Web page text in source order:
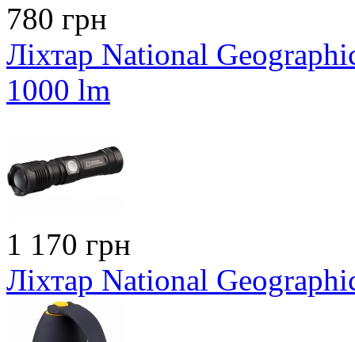
780 грн
Ліхтар National
1000 lm
1 170 грн
Ліхтар National